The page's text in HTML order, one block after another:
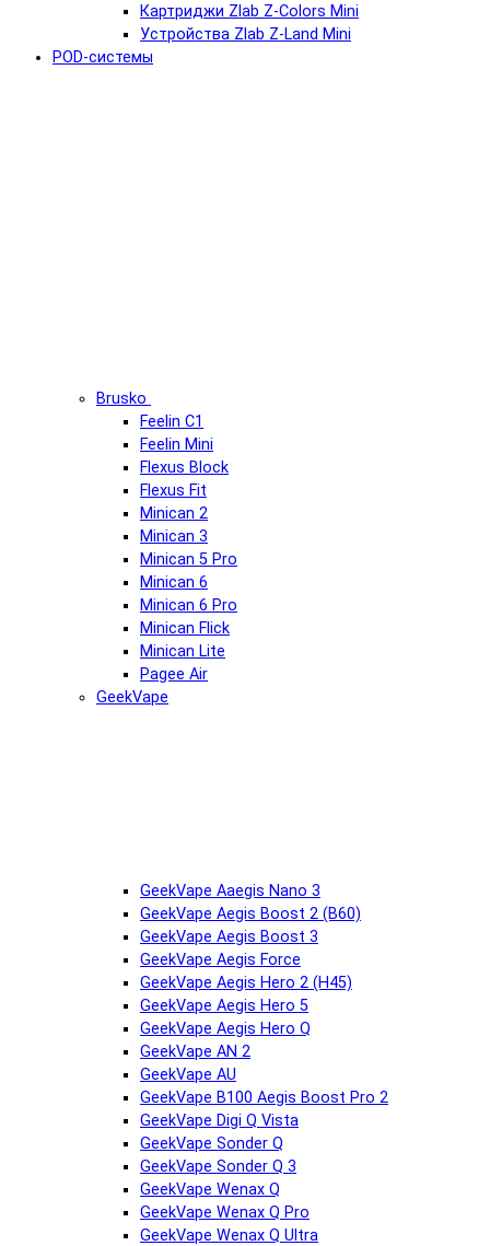
Картриджи Zlab Z-Colors Mini
Устройства Zlab Z-Land Mini
POD-системы
Brusko
Feelin C1
Feelin Mini
Flexus Block
Flexus Fit
Minican 2
Minican 3
Minican 5 Pro
Minican 6
Minican 6 Pro
Minican Flick
Minican Lite
Pagee Air
GeekVape
GeekVape Aaegis Nano 3
GeekVape Aegis Boost 2 (B60)
GeekVape Aegis Boost 3
GeekVape Aegis Force
GeekVape Aegis Hero 2 (H45)
GeekVape Aegis Hero 5
GeekVape Aegis Hero Q
GeekVape AN 2
GeekVape AU
GeekVape B100 Aegis Boost Pro 2
GeekVape Digi Q Vista
GeekVape Sonder Q
GeekVape Sonder Q 3
GeekVape Wenax Q
GeekVape Wenax Q Pro
GeekVape Wenax Q Ultra